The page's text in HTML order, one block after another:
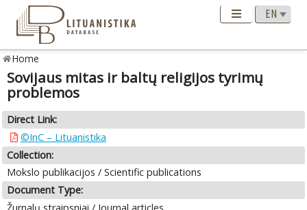
Home
Sovijaus mitas ir baltų religijos tyrimų
problemos
Direct Link:
©InC – Lituanistika
Collection:
Mokslo publikacijos / Scientific publications
Document Type: